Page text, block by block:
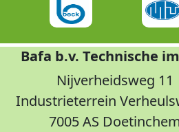
Bafa b.v. Technische
Nijverheidsweg 11
Industrieterrein
7005 AS Doetinchem